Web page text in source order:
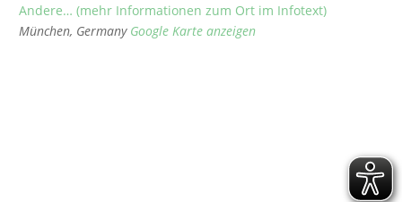
Andere… (mehr Informationen zum Ort im Infotext)
München, Germany Google Karte anzeigen